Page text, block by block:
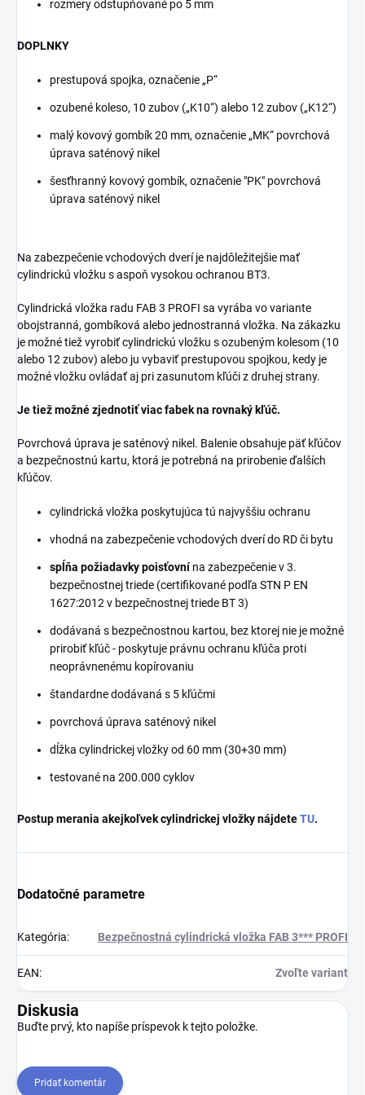
rozmery odstupňované po 5 mm
DOPLNKY
prestupová spojka, označenie „P“
ozubené koleso, 10 zubov („K10“) alebo 12 zubov („K12“)
malý kovový gombík 20 mm, označenie „MK“ povrchová
úprava saténový nikel
šesťhranný kovový gombík, označenie "PK" povrchová
úprava saténový nikel
Na zabezpečenie vchodových dverí je najdôležitejšie mať
cylindrickú vložku s aspoň vysokou ochranou BT3.
Cylindrická vložka radu FAB 3 PROFI sa vyrába vo variante
obojstranná, gombíková alebo jednostranná vložka. Na zákazku
je možné tiež vyrobiť cylindrickú vložku s ozubeným kolesom (10
alebo 12 zubov) alebo ju vybaviť prestupovou spojkou, kedy je
možné vložku ovládať aj pri zasunutom kľúči z druhej strany.
Je tiež možné zjednotiť viac fabek na rovnaký kľúč.
Povrchová úprava je saténový nikel. Balenie obsahuje päť kľúčov
a bezpečnostnú kartu, ktorá je potrebná na prirobenie ďalších
kľúčov.
cylindrická vložka poskytujúca tú najvyššiu ochranu
vhodná na zabezpečenie vchodových dverí do RD či bytu
spĺňa požiadavky poisťovnína zabezpečenie v 3.
bezpečnostnej triede (certifikované podľa STN P EN
1627:2012 v bezpečnostnej triede BT 3)
dodávaná s bezpečnostnou kartou, bez ktorej nie je možné
prirobiť kľúč - poskytuje právnu ochranu kľúča proti
neoprávnenému kopírovaniu
štandardne dodávaná s 5 kľúčmi
povrchová úprava saténový nikel
dĺžka cylindrickej vložky od 60 mm (30+30 mm)
testované na 200.000 cyklov
Postup merania akejkoľvek cylindrickej vložky nájdeteTU.
Dodatočné parametre
Kategória: Bezpečnostná cylindrická vložka FAB 3*** PROFI
EAN: Zvoľte variant
Diskusia
Buďte prvý, kto napíše príspevok k tejto položke.
Pridať komentár